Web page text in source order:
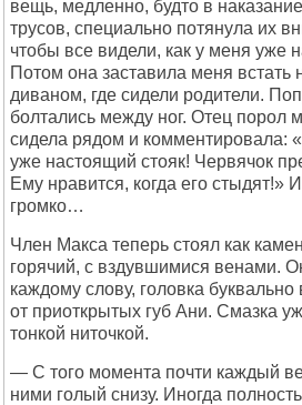
вещь, медленно, будто в
трусов, специально потянула их
чтобы все видели, как у меня уже
Потом она заставила меня встать
диваном, где сидели родители.
болтались между ног. Отец порол
сидела рядом и комментировала:
уже настоящий стояк! Червячок
Ему нравится, когда его стыдят!»
громко…
Член Макса теперь стоял как
горячий, с вздувшимися венами.
каждому слову, головка буквально
от приоткрытых губ Ани. Смазка
тонкой ниточкой.
— С того момента почти каждый
ними голый снизу. Иногда